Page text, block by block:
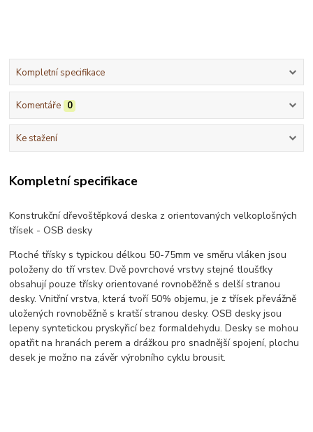
Kompletní specifikace
Komentáře 0
Ke stažení
Kompletní specifikace
Konstrukční dřevoštěpková deska z orientovaných velkoplošných
třísek - OSB desky
Ploché třísky s typickou délkou 50-75mm ve směru vláken jsou
položeny do tří vrstev. Dvě povrchové vrstvy stejné tloušťky
obsahují pouze třísky orientované rovnoběžně s delší stranou
desky. Vnitřní vrstva, která tvoří 50% objemu, je z třísek převážně
uložených rovnoběžně s kratší stranou desky. OSB desky jsou
lepeny syntetickou pryskyřicí bez formaldehydu. Desky se mohou
opatřit na hranách perem a drážkou pro snadnější spojení, plochu
desek je možno na závěr výrobního cyklu brousit.